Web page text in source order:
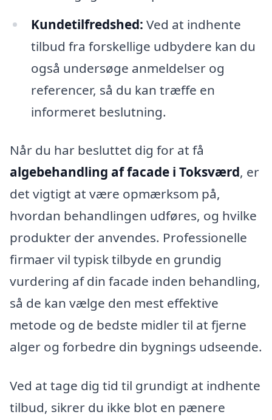
Kundetilfredshed: Ved at indhente
tilbud fra forskellige udbydere kan du
også undersøge anmeldelser og
referencer, så du kan træffe en
informeret beslutning.
Når du har besluttet dig for at få
algebehandling af facade i Toksværd, er
det vigtigt at være opmærksom på,
hvordan behandlingen udføres, og hvilke
produkter der anvendes. Professionelle
firmaer vil typisk tilbyde en grundig
vurdering af din facade inden behandling,
så de kan vælge den mest effektive
metode og de bedste midler til at fjerne
alger og forbedre din bygnings udseende.
Ved at tage dig tid til grundigt at indhente
tilbud, sikrer du ikke blot en pænere